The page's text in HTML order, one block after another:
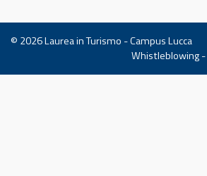
© 2026Laurea in Turismo - Campus Lucca
Whistleblowing-